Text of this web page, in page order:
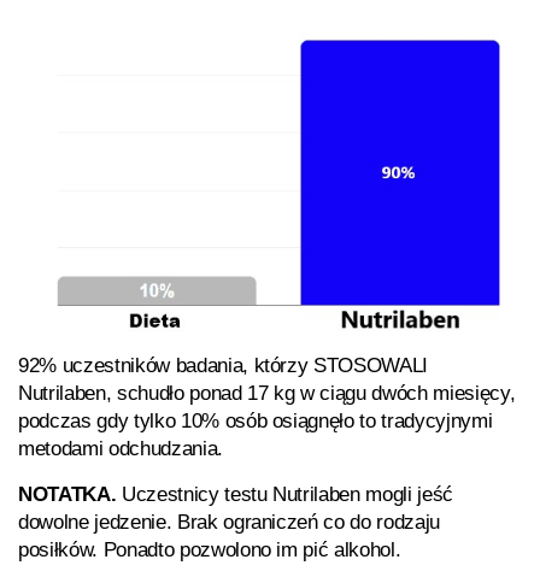
92% uczestników badania, którzy STOSOWALI
Nutrilaben, schudło ponad 17 kg w ciągu dwóch miesięcy,
podczas gdy tylko 10% osób osiągnęło to tradycyjnymi
metodami odchudzania.
NOTATKA. Uczestnicy testu Nutrilaben mogli jeść
dowolne jedzenie. Brak ograniczeń co do rodzaju
posiłków. Ponadto pozwolono im pić alkohol.